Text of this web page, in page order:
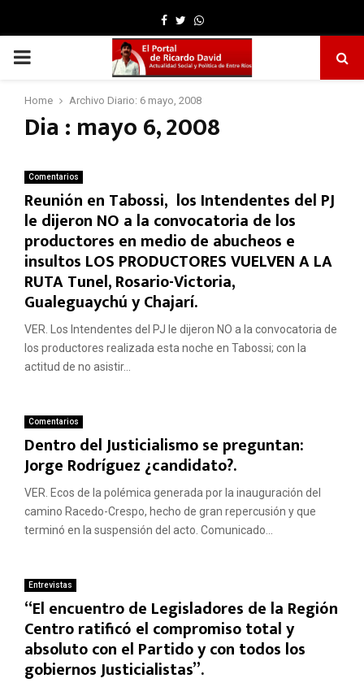
Facebook
TwitterWhatsapp
PRIMARY
MENU
Home Archivo Diario: 6 mayo, 2008
Dia : mayo 6, 2008
Comentarios
Reunión en Tabossi, los Intendentes del PJ
le dijeron NO a la convocatoria de los
productores en medio de abucheos e
insultos LOS PRODUCTORES VUELVEN A LA
RUTA Tunel, Rosario-Victoria,
Gualeguaychú y Chajarí.
VER. Los Intendentes del PJ le dijeron NO a la convocatoria de
los productores realizada esta noche en Tabossi; con la
actitud de no asistir...
Comentarios
Dentro del Justicialismo se preguntan:
Jorge Rodríguez ¿candidato?.
VER. Ecos de la polémica generada por la inauguración del
camino Racedo-Crespo, hecho de gran repercusión y que
terminó en la suspensión del acto. Comunicado...
Entrevistas
“El encuentro de Legisladores de la Región
Centro ratificó el compromiso total y
absoluto con el Partido y con todos los
gobiernos Justicialistas”.